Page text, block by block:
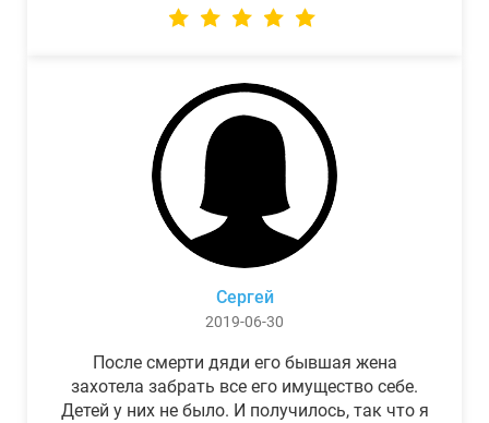
Сергей
2019-06-30
После смерти дяди его бывшая жена
захотела забрать все его имущество себе.
Детей у них не было. И получилось, так что я